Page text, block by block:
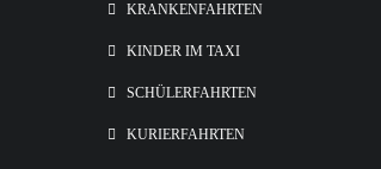
KRANKENFAHRTEN
KINDER IM TAXI
SCHÜLERFAHRTEN
KURIERFAHRTEN